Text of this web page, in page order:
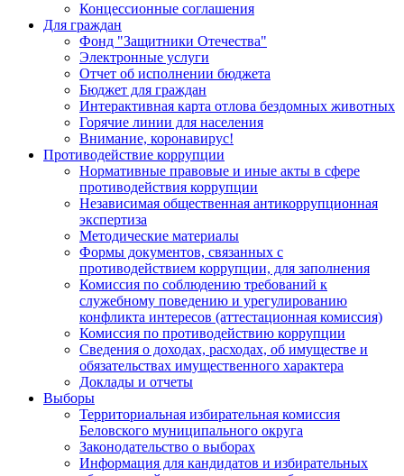
Концессионные соглашения
Для граждан
Фонд "Защитники Отечества"
Электронные услуги
Отчет об исполнении бюджета
Бюджет для граждан
Интерактивная карта отлова бездомных животных
Горячие линии для населения
Внимание, коронавирус!
Противодействие коррупции
Нормативные правовые и иные акты в сфере
противодействия коррупции
Независимая общественная антикоррупционная
экспертиза
Методические материалы
Формы документов, связанных с
противодействием коррупции, для заполнения
Комиссия по соблюдению требований к
служебному поведению и урегулированию
конфликта интересов (аттестационная комиссия)
Комиссия по противодействию коррупции
Сведения о доходах, расходах, об имуществе и
обязательствах имущественного характера
Доклады и отчеты
Выборы
Территориальная избирательная комиссия
Беловского муниципального округа
Законодательство о выборах
Информация для кандидатов и избирательных